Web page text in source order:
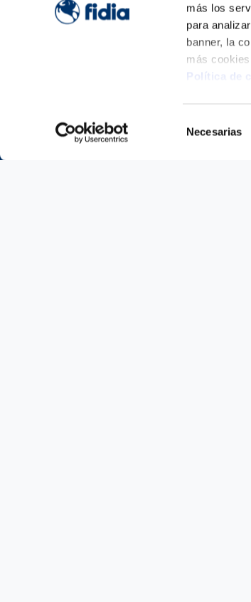
más los
para
banner, la
más
Política de
de
Necesarias